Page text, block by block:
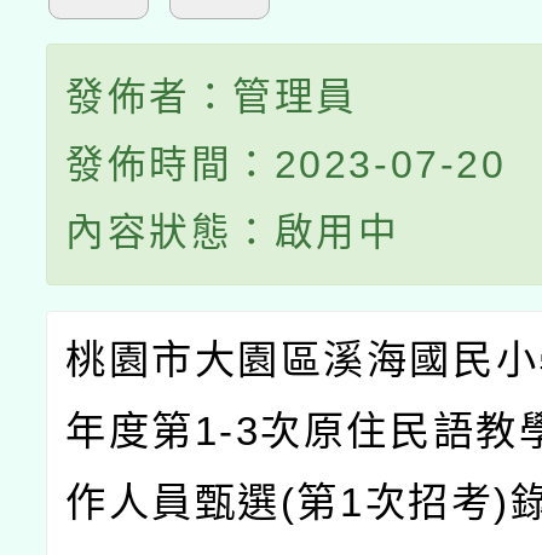
發佈者：管理員
發佈時間：2023-07-20
內容狀態：啟用中
桃園市大園區溪海國民
年度第1-3次原住民語教
作人員甄選(第1次招考)